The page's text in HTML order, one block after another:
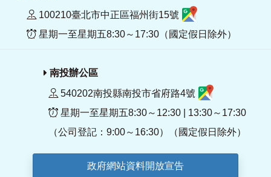
100210臺北市中正區福州街15號
星期一至星期五8:30～17:30（國定假日除外）
南投辦公區
540202南投縣南投市省府路4號
星期一至星期五8:30～12:30 | 13:30～17:30
（公司登記：9:00～16:30）（國定假日除外）
政府網站資料開放宣告